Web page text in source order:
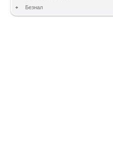
Безнал